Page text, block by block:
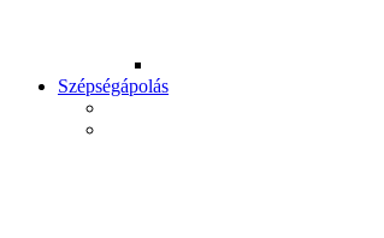
Szépségápolás